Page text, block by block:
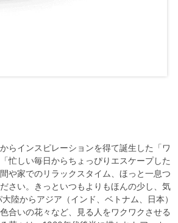
らインスピレーションを得て誕生した「ワ
忙しい毎日からちょっぴりエスケープした
や家でのリラックスタイム、ほっと一息つ
さい。きっといつもよりもほんの少し、気
陸からアジア（インド、ベトナム、日本）
合いの花々など、見る人をワクワクさせる